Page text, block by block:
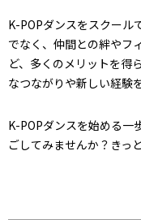
K-POPダンスをスクール
でなく、仲間との絆やフ
ど、多くのメリットを得
なつながりや新しい経験
K-POPダンスを始める一
ごしてみませんか？きっ